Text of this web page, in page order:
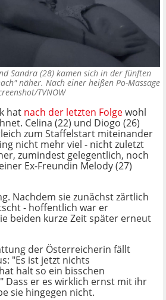
Sandra (28) kamen sich in der fünften
näher. Nach einer heißen Po-Massage
TVNOW
hat nach der letzten Folgewohl
Celina (22) und Diogo (26)
zum Staffelstart miteinander
nicht mehr viel - nicht zuletzt
zumindest gelegentlich, noch
Ex-Freundin Melody (27)
Nachdem sie zunächst zärtlich
- hoffentlich war er
beiden kurze Zeit später erneut
der Österreicherin fällt
"Es ist jetzt nichts
halt so ein bisschen
Dass er es wirklich ernst mit ihr
sie hingegen nicht.